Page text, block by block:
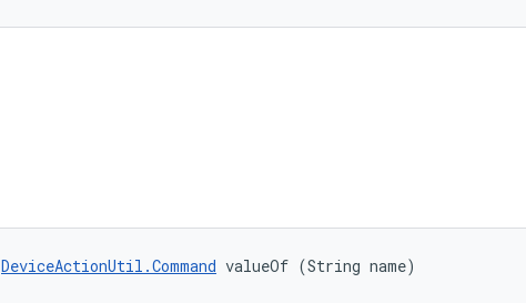
DeviceActionUtil.Command valueOf (String name)